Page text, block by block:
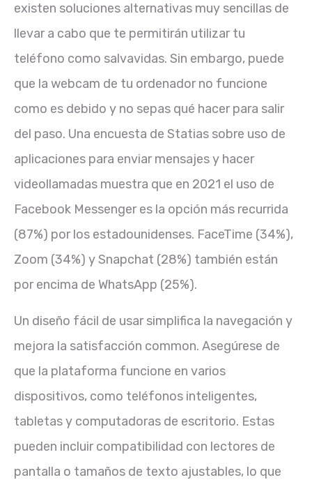
existen soluciones alternativas muy sencillas de
llevar a cabo que te permitirán utilizar tu
teléfono como salvavidas. Sin embargo, puede
que la webcam de tu ordenador no funcione
como es debido y no sepas qué hacer para salir
del paso. Una encuesta de Statias sobre uso de
aplicaciones para enviar mensajes y hacer
videollamadas muestra que en 2021 el uso de
Facebook Messenger es la opción más recurrida
(87%) por los estadounidenses. FaceTime (34%),
Zoom (34%) y Snapchat (28%) también están
por encima de WhatsApp (25%).
Un diseño fácil de usar simplifica la navegación y
mejora la satisfacción common. Asegúrese de
que la plataforma funcione en varios
dispositivos, como teléfonos inteligentes,
tabletas y computadoras de escritorio. Estas
pueden incluir compatibilidad con lectores de
pantalla o tamaños de texto ajustables, lo que